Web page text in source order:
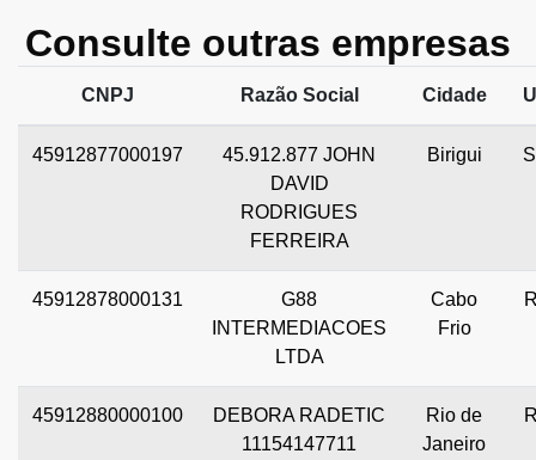
Consulte outras empresas
CNPJ Razão Social Cidade
45912877000197
45.912.877 JOHN
DAVID
RODRIGUES
FERREIRA
Birigui
45912878000131
G88
INTERMEDIACOES
LTDA
Cabo
Frio
45912880000100
DEBORA RADETIC
11154147711
Rio de
Janeiro